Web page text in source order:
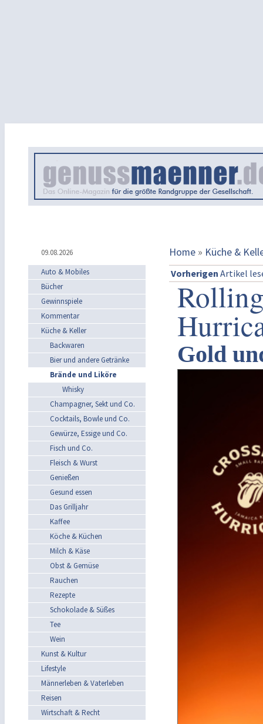
09.08.2026 Home » Küche &
Auto & Mobiles
Bücher
Gewinnspiele
Kommentar
Küche & Keller
Backwaren
Bier und andere Getränke
Brände und Liköre
Whisky
Champagner, Sekt und Co.
Cocktails, Bowle und Co.
Gewürze, Essige und Co.
Fisch und Co.
Fleisch & Wurst
Genießen
Gesund essen
Das Grilljahr
Kaffee
Köche & Küchen
Milch & Käse
Obst & Gemüse
Rauchen
Rezepte
Schokolade & Süßes
Tee
Wein
Kunst & Kultur
Lifestyle
Männerleben & Vaterleben
Reisen
Wirtschaft & Recht
Vorherigen Artikel
Gold